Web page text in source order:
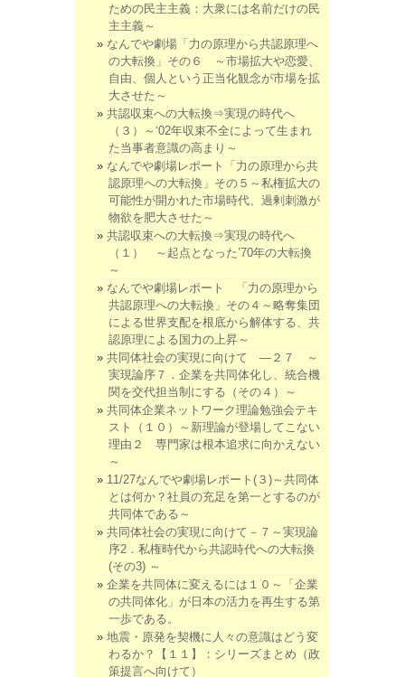
ための民主主義：大衆には名前だけの民
主主義～
なんでや劇場「力の原理から共認原理へ
の大転換」その６ ～市場拡大や恋愛、
自由、個人という正当化観念が市場を拡
大させた～
共認収束への大転換⇒実現の時代へ
（３）～‘02年収束不全によって生まれ
た当事者意識の高まり～
なんでや劇場レポート「力の原理から共
認原理への大転換」その５～私権拡大の
可能性が開かれた市場時代、過剰刺激が
物欲を肥大させた～
共認収束への大転換⇒実現の時代へ
（１） ～起点となった’70年の大転換
～
なんでや劇場レポート 「力の原理から
共認原理への大転換」その４～略奪集団
による世界支配を根底から解体する、共
認原理による国力の上昇～
共同体社会の実現に向けて ―２７ ～
実現論序７．企業を共同体化し、統合機
関を交代担当制にする（その４）～
共同体企業ネットワーク理論勉強会テキ
スト（１０）～新理論が登場してこない
理由２ 専門家は根本追求に向かえない
～
11/27なんでや劇場レポート(３)～共同体
とは何か？社員の充足を第一とするのが
共同体である～
共同体社会の実現に向けて－７～実現論
序2．私権時代から共認時代への大転換
(その3) ～
企業を共同体に変えるには１０～「企業
の共同体化」が日本の活力を再生する第
一歩である。
地震・原発を契機に人々の意識はどう変
わるか？【１１】：シリーズまとめ（政
策提言へ向けて）